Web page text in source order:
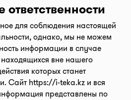
для соблюдения настоящей
однако, мы не можем
информации в случае
вне нашего
которых станет
Сайт https://i-teka.kz и вся
представлены по